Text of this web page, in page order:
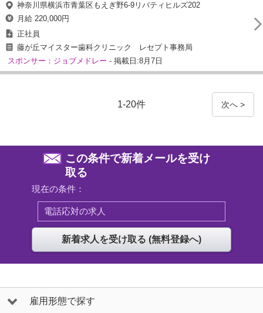
神奈川県横浜市青葉区もえぎ野6-9リバティヒルズ202
月給 220,000円
正社員
藤が丘マイスター歯科クリニック レセプト事務局
スポンサー：ジョブメドレー - 掲載日:8月7日
1-20件 次へ >
この条件で新着メールを受け
取る
現在の条件：
電話応対の求人
雇用形態で探す